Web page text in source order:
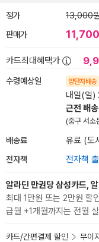
정가 13,000
판매가 11,700
카드최대혜택가
수령예상일 양탄자배송
내일(일)
근전 배송
(중구 서
배송료 유료 (도
전자책 전자책
알라딘 만권당 삼성카드,
최대 1만원 또는 2만원
급월 +1개월까지는 전월
카드/간편결제 할인 무이